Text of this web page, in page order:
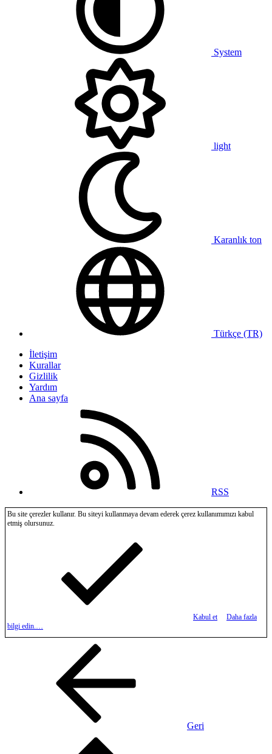
System
light
Karanlık ton
Türkçe (TR)
İletişim
Kurallar
Gizlilik
Yardım
Ana sayfa
RSS
Bu site çerezler kullanır. Bu siteyi kullanmaya devam ederek çerez kullanımımızı kabul
etmiş olursunuz.
Kabul et
Daha fazla
bilgi edin.…
Geri